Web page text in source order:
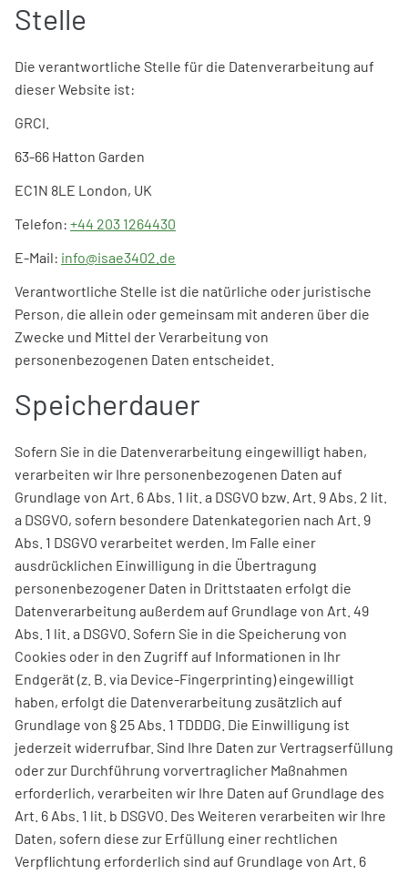
Stelle
Die verantwortliche Stelle für die Datenverarbeitung auf
dieser Website ist:
GRCI.
63-66 Hatton Garden
EC1N 8LE London, UK
Telefon: +44 203 1264430
E-Mail: info@isae3402.de
Verantwortliche Stelle ist die natürliche oder juristische
Person, die allein oder gemeinsam mit anderen über die
Zwecke und Mittel der Verarbeitung von
personenbezogenen Daten entscheidet.
Speicherdauer
Sofern Sie in die Datenverarbeitung eingewilligt haben,
verarbeiten wir Ihre personenbezogenen Daten auf
Grundlage von Art. 6 Abs. 1 lit. a DSGVO bzw. Art. 9 Abs. 2 lit.
a DSGVO, sofern besondere Datenkategorien nach Art. 9
Abs. 1 DSGVO verarbeitet werden. Im Falle einer
ausdrücklichen Einwilligung in die Übertragung
personenbezogener Daten in Drittstaaten erfolgt die
Datenverarbeitung außerdem auf Grundlage von Art. 49
Abs. 1 lit. a DSGVO. Sofern Sie in die Speicherung von
Cookies oder in den Zugriff auf Informationen in Ihr
Endgerät (z. B. via Device-Fingerprinting) eingewilligt
haben, erfolgt die Datenverarbeitung zusätzlich auf
Grundlage von § 25 Abs. 1 TDDDG. Die Einwilligung ist
jederzeit widerrufbar. Sind Ihre Daten zur Vertragserfüllung
oder zur Durchführung vorvertraglicher Maßnahmen
erforderlich, verarbeiten wir Ihre Daten auf Grundlage des
Art. 6 Abs. 1 lit. b DSGVO. Des Weiteren verarbeiten wir Ihre
Daten, sofern diese zur Erfüllung einer rechtlichen
Verpflichtung erforderlich sind auf Grundlage von Art. 6